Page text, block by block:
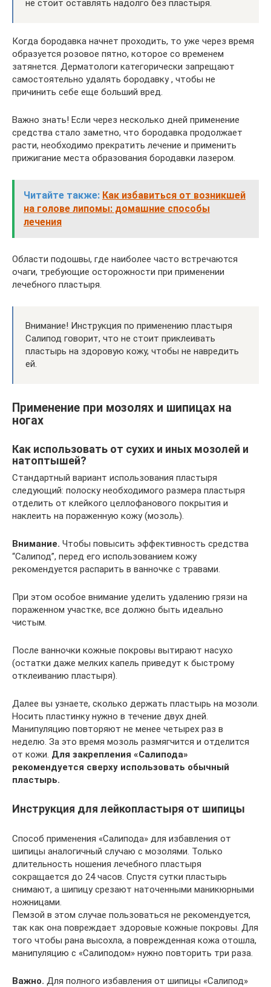
не стоит оставлять надолго без пластыря.
Когда бородавка начнет проходить, то уже через время
образуется розовое пятно, которое со временем
затянется. Дерматологи категорически запрещают
самостоятельно удалять бородавку , чтобы не
причинить себе еще больший вред.
Важно знать! Если через несколько дней применение
средства стало заметно, что бородавка продолжает
расти, необходимо прекратить лечение и применить
прижигание места образования бородавки лазером.
Читайте также: Как избавиться от возникшей
на голове липомы: домашние способы
лечения
Области подошвы, где наиболее часто встречаются
очаги, требующие осторожности при применении
лечебного пластыря.
Внимание! Инструкция по применению пластыря
Салипод говорит, что не стоит приклеивать
пластырь на здоровую кожу, чтобы не навредить
ей.
Применение при мозолях и шипицах на
ногах
Как использовать от сухих и иных мозолей и
натоптышей?
Стандартный вариант использования пластыря
следующий: полоску необходимого размера пластыря
отделить от клейкого целлофанового покрытия и
наклеить на пораженную кожу (мозоль).
Внимание. Чтобы повысить эффективность средства
“Салипод”, перед его использованием кожу
рекомендуется распарить в ванночке с травами.
При этом особое внимание уделить удалению грязи на
пораженном участке, все должно быть идеально
чистым.
После ванночки кожные покровы вытирают насухо
(остатки даже мелких капель приведут к быстрому
отклеиванию пластыря).
Далее вы узнаете, сколько держать пластырь на мозоли.
Носить пластинку нужно в течение двух дней.
Манипуляцию повторяют не менее четырех раз в
неделю. За это время мозоль размягчится и отделится
от кожи. Для закрепления «Салипода»
рекомендуется сверху использовать обычный
пластырь.
Инструкция для лейкопластыря от шипицы
Способ применения «Салипода» для избавления от
шипицы аналогичный случаю с мозолями. Только
длительность ношения лечебного пластыря
сокращается до 24 часов. Спустя сутки пластырь
снимают, а шипицу срезают наточенными маникюрными
ножницами.
Пемзой в этом случае пользоваться не рекомендуется,
так как она повреждает здоровые кожные покровы. Для
того чтобы рана высохла, а поврежденная кожа отошла,
манипуляцию с «Салиподом» нужно повторить три раза.
Важно. Для полного избавления от шипицы «Салипод»